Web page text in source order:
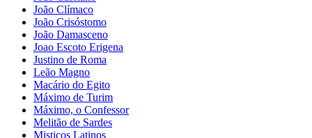
João Clímaco
João Crisóstomo
João Damasceno
Joao Escoto Erigena
Justino de Roma
Leão Magno
Macário do Egito
Máximo de Turim
Máximo, o Confessor
Melitão de Sardes
Misticos Latinos